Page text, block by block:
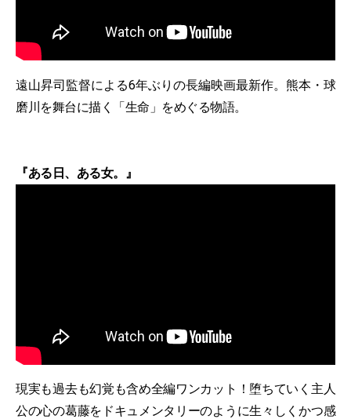
遠山昇司監督による6年ぶりの長編映画最新作。熊本・球
磨川を舞台に描く「生命」をめぐる物語。
『ある日、ある女。』
現実も過去も幻覚も含め全編ワンカット！堕ちていく主人
公の心の葛藤をドキュメンタリーのように生々しくかつ感